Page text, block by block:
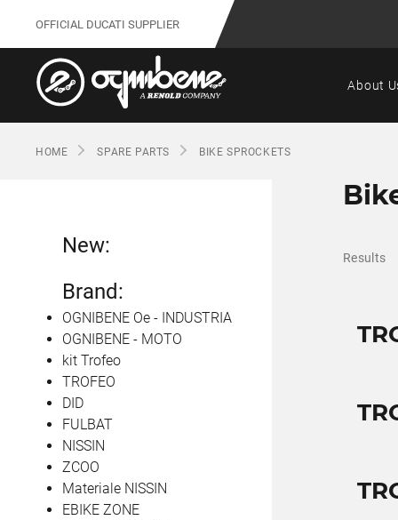
OFFICIAL DUCATI SUPPLIER
About
HOME SPARE PARTS BIKE SPROCKETS
Results
New:
Brand:
OGNIBENE Oe - INDUSTRIA
OGNIBENE - MOTO
kit Trofeo
TROFEO
DID
FULBAT
NISSIN
ZCOO
Materiale NISSIN
EBIKE ZONE